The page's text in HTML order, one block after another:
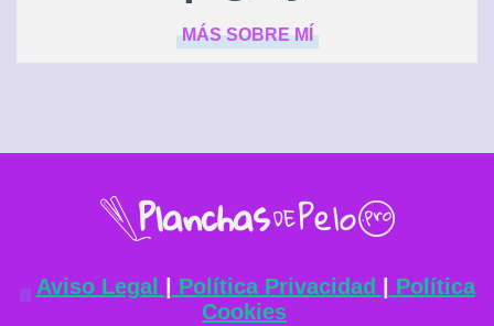
MÁS SOBRE MÍ
Aviso Legal Política Privacidad
Política
Cookies